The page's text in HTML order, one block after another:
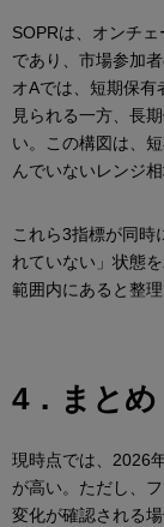
SOPRは、オンチ
であり、市場参加
オAでは、短期保有
見られる一方、長
い。この構図は、
んでいないレンジ
これら3指標が同時
れていない」状態
範囲内にあると整理
4．まとめ
現時点では、2026
が高い。ただし、
変化が確認される